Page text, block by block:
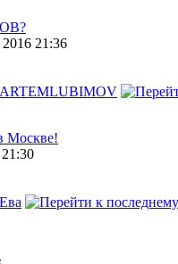
21:36
ARTEMLUBIMOV
Москве!
Ева